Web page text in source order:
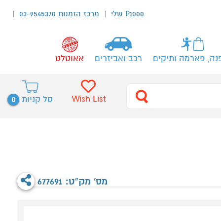
P1000 שלי מרכז הזמנות 03-9545370
פארמה ותיקים רכב ואביזרים אאוטלט
סל קניות 0 Wish List
מס' מק"ט: 677691